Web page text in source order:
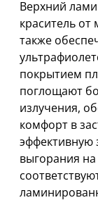
Верхний
краситель
также
покрытием
поглощают
излучения,
комфорт в
эффективную
выгорания